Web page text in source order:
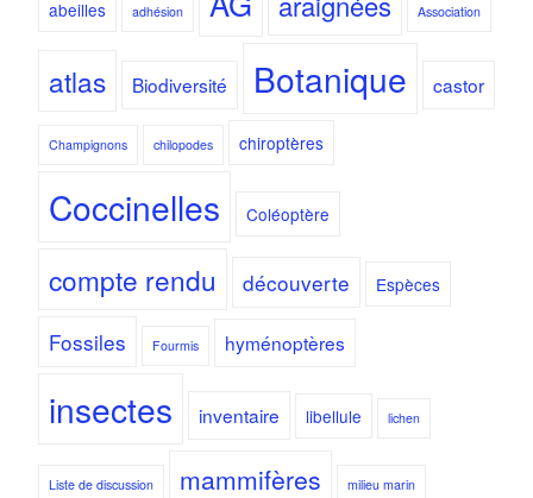
abeilles adhésion Association
atlas Biodiversité Botanique castor
Champignons chilopodes chiroptères
Coccinelles Coléoptère
compte rendu découverte Espèces
Fossiles Fourmis hyménoptères
insectes inventaire libellule lichen
Liste de discussion mammifères milieu marin